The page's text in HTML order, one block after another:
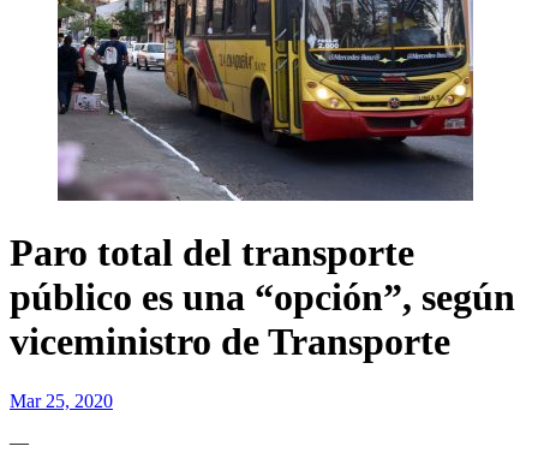
Paro total del transporte
público es una “opción”, según
viceministro de Transporte
Mar 25, 2020
—